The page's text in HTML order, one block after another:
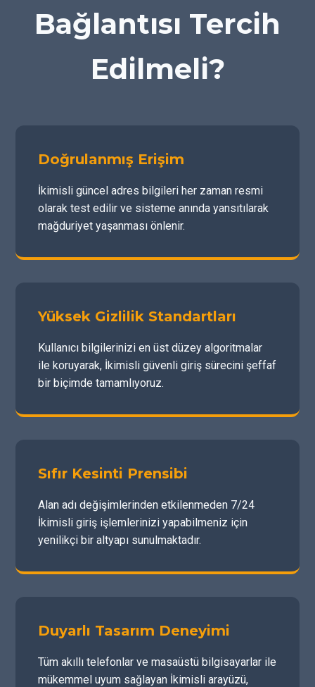
Bağlantısı Tercih
Edilmeli?
Doğrulanmış Erişim
İkimisli güncel adres bilgileri her zaman resmi
olarak test edilir ve sisteme anında yansıtılarak
mağduriyet yaşanması önlenir.
Yüksek Gizlilik Standartları
Kullanıcı bilgilerinizi en üst düzey algoritmalar
ile koruyarak, İkimisli güvenli giriş sürecini şeffaf
bir biçimde tamamlıyoruz.
Sıfır Kesinti Prensibi
Alan adı değişimlerinden etkilenmeden 7/24
İkimisli giriş işlemlerinizi yapabilmeniz için
yenilikçi bir altyapı sunulmaktadır.
Duyarlı Tasarım Deneyimi
Tüm akıllı telefonlar ve masaüstü bilgisayarlar ile
mükemmel uyum sağlayan İkimisli arayüzü,